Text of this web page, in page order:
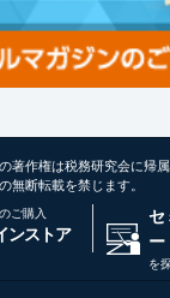
著作権は税務研究会に帰属
無断転載を禁じます。
ご購入
ンストア
セ
ー
を